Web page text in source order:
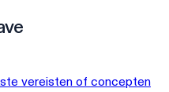
vereisten of concepten